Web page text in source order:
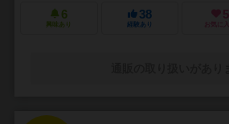
6
興味あり
38
経験あり
5
お気に入